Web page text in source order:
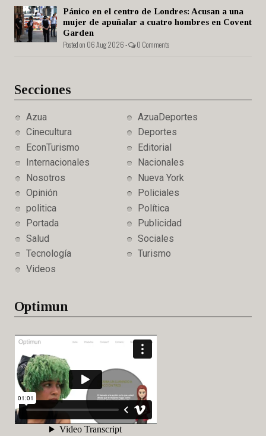
Pánico en el centro de Londres: Acusan a una
mujer de apuñalar a cuatro hombres en Covent
Garden
Posted on 06 Aug 2026 - 0 Comments
Secciones
Azua
AzuaDeportes
Cinecultura
Deportes
EconTurismo
Editorial
Internacionales
Nacionales
Nosotros
Nueva York
Opinión
Policiales
politica
Política
Portada
Publicidad
Salud
Sociales
Tecnología
Turismo
Videos
Optimun